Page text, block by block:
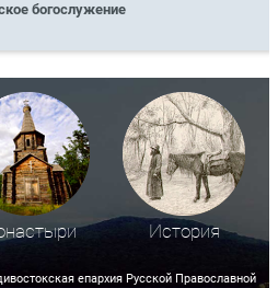
богослужение
История
епархия Русской Православной